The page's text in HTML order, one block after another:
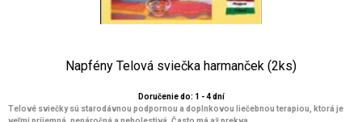
Napfény Telová sviečka harmanček (2ks)
Doručenie do: 1 - 4 dní
Telové sviečky sú starodávnou podpornou a doplnkovou liečebnou terapiou, ktorá je